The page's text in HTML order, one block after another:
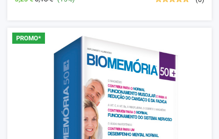
PROMO*